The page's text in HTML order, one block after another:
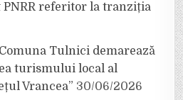
referitor la tranziția
Tulnici demarează
turismului local al
Vrancea” 30/06/2026